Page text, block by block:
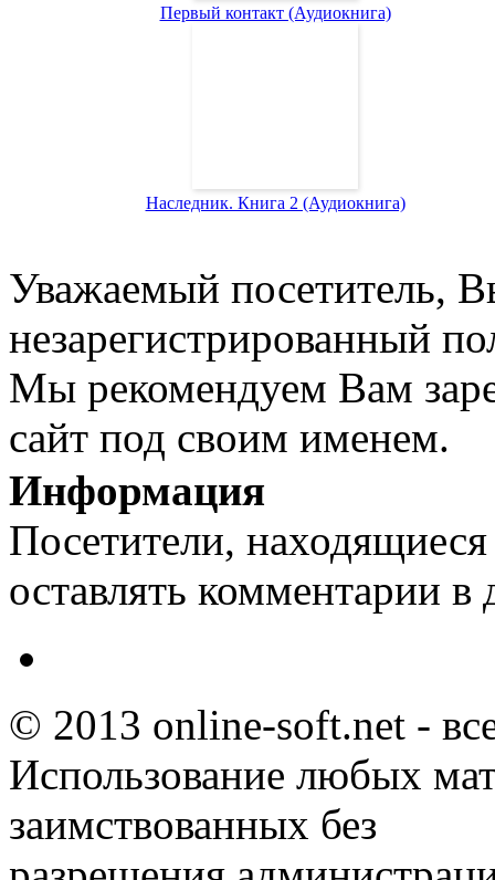
Первый контакт (Аудиокнига)
Наследник. Книга 2 (Аудиокнига)
Уважаемый посетитель,
незарегистрированный
Мы рекомендуем Вам
сайт под своим именем.
Информация
Посетители,
оставлять комментарии в
© 2013 online-soft.net -
Использование любых
заимствованных без